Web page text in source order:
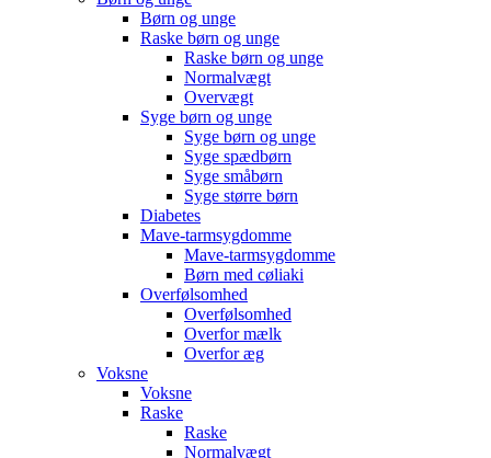
Børn og unge
Raske børn og unge
Raske børn og unge
Normalvægt
Overvægt
Syge børn og unge
Syge børn og unge
Syge spædbørn
Syge småbørn
Syge større børn
Diabetes
Mave-tarmsygdomme
Mave-tarmsygdomme
Børn med cøliaki
Overfølsomhed
Overfølsomhed
Overfor mælk
Overfor æg
Voksne
Voksne
Raske
Raske
Normalvægt